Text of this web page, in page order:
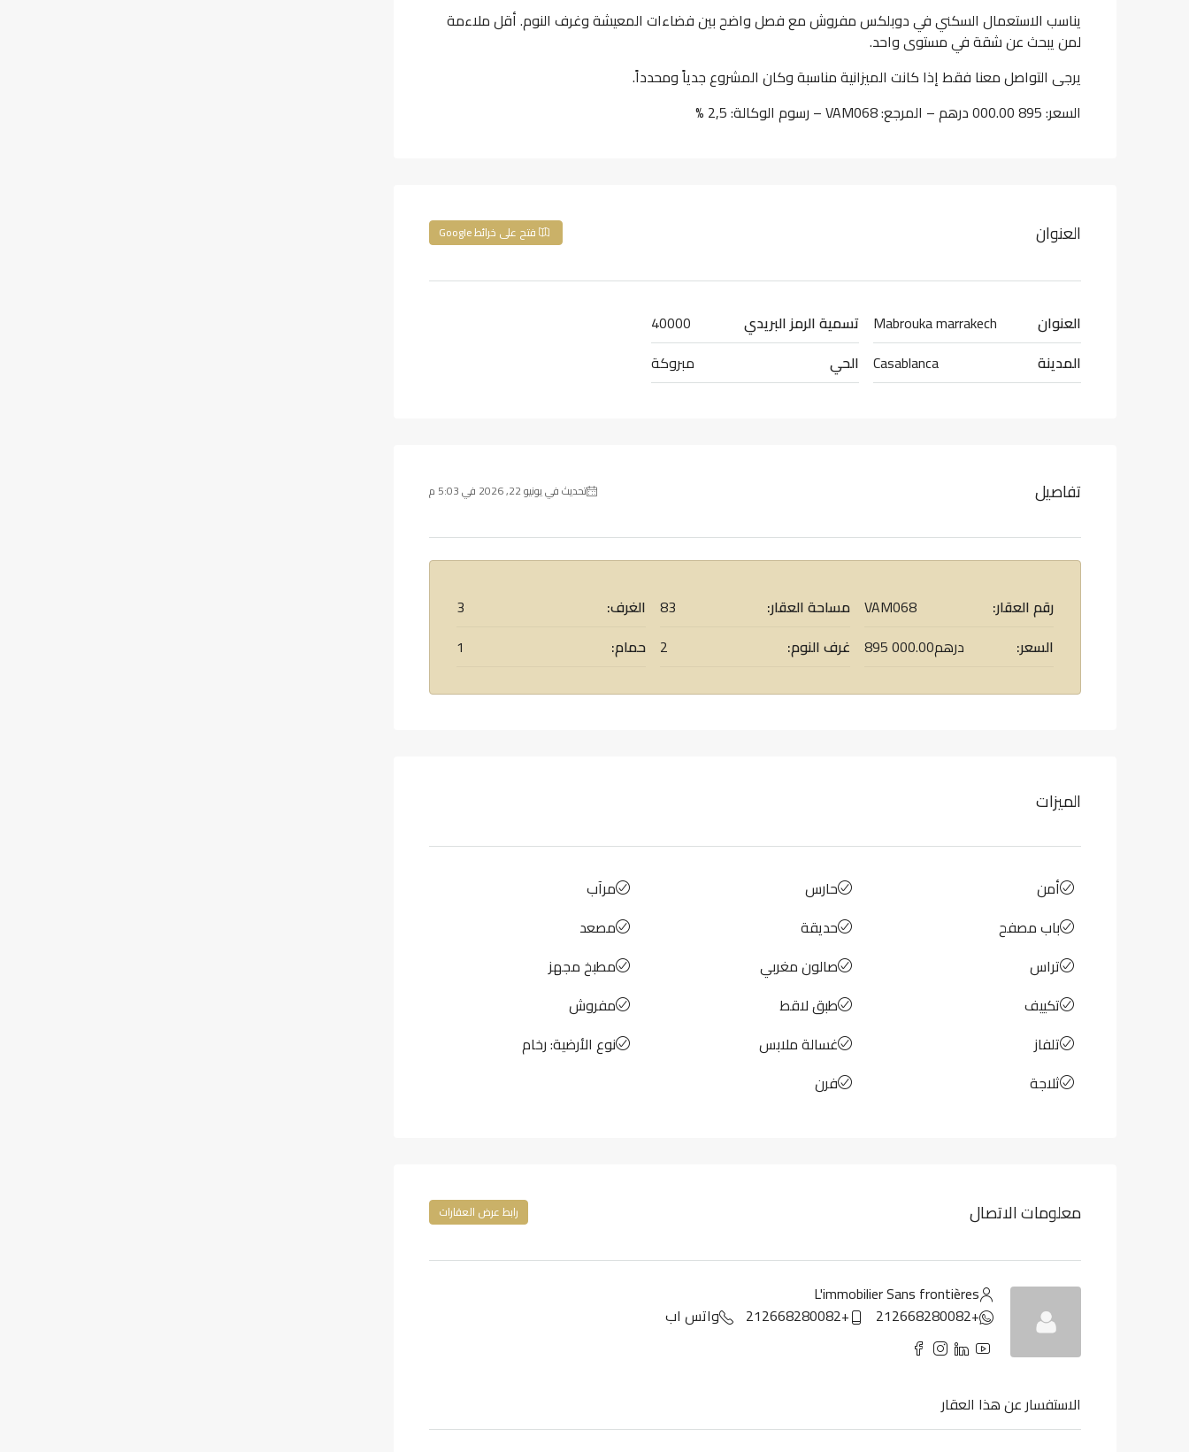
يناسب الاستعمال السكني في دوبلكس مفروش مع فصل واضح بين فضاءات المعيشة وغرف النوم. أقل ملاءمة
لمن يبحث عن شقة في مستوى واحد.
يرجى التواصل معنا فقط إذا كانت الميزانية مناسبة وكان المشروع جدياً ومحدداً.
السعر: 895 000.00 درهم – المرجع: VAM068 – رسوم الوكالة: 2,5 %
العنوان فتح على خرائط Google
العنوان
Mabrouka marrakech
المدينة
Casablanca
تسمية الرمز البريدي
40000
الحي
مبروكة
تفاصيل تحديث في يونيو 22, 2026 في 5:03 م
رقم العقار:
VAM068
السعر:
895 000.00درهم
مساحة العقار:
83
غرف النوم:
2
الغرف:
3
حمام:
1
الميزات
أمن
باب مصفح
تراس
تكييف
تلفاز
ثلاجة
حارس
حديقة
صالون مغربي
طبق لاقط
غسالة ملابس
فرن
مرآب
مصعد
مطبخ مجهز
مفروش
نوع الأرضية: رخام
معلومات الاتصال رابط عرض العقارات
L'immobilier Sans frontières
+212668280082
+212668280082 واتس اب
الاستفسار عن هذا العقار